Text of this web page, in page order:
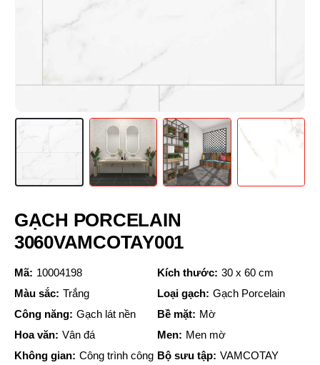
GẠCH PORCELAIN
3060VAMCOTAY001
Mã: 10004198 Kích thước: 30 x 60 cm
Màu sắc: Trắng Loại gạch: Gạch Porcelain
Công năng: Gạch lát nền Bề mặt: Mờ
Hoa văn: Vân đá Men: Men mờ
Không gian: Công trình công Bộ sưu tập: VAMCOTAY